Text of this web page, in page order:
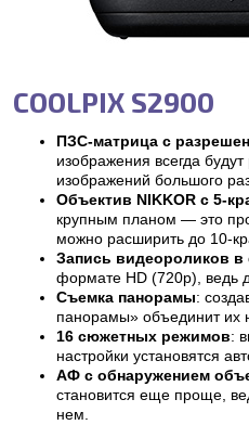
COOLPIX S2900
ПЗС-матрица с
изображения всегда
изображений большого
Объектив NIKKOR с 5-
крупным планом — это
можно расширить до 10-
Запись видеороликов в
формате HD (720p), ведь
Съемка панорамы:
панорамы» объединит их
16 сюжетных режимов:
настройки установятся
АФ с обнаружением
становится еще проще,
нем.